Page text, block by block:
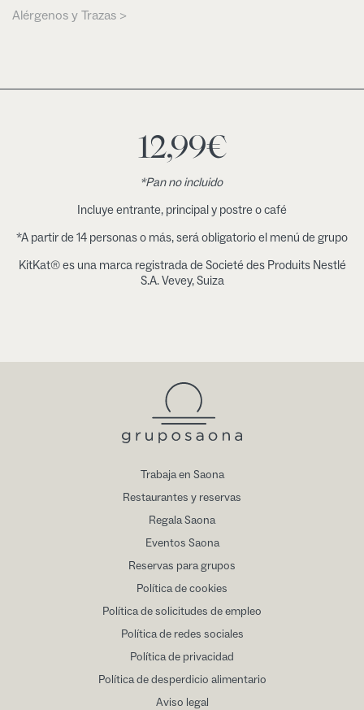
Alérgenos y Trazas >
12,99€
*Pan no incluido
Incluye entrante, principal y postre o café
*A partir de 14 personas o más, será obligatorio el menú de grupo
KitKat® es una marca registrada de Societé des Produits Nestlé
S.A. Vevey, Suiza
Trabaja en Saona
Restaurantes y reservas
Regala Saona
Eventos Saona
Reservas para grupos
Política de cookies
Política de solicitudes de empleo
Política de redes sociales
Política de privacidad
Política de desperdicio alimentario
Aviso legal